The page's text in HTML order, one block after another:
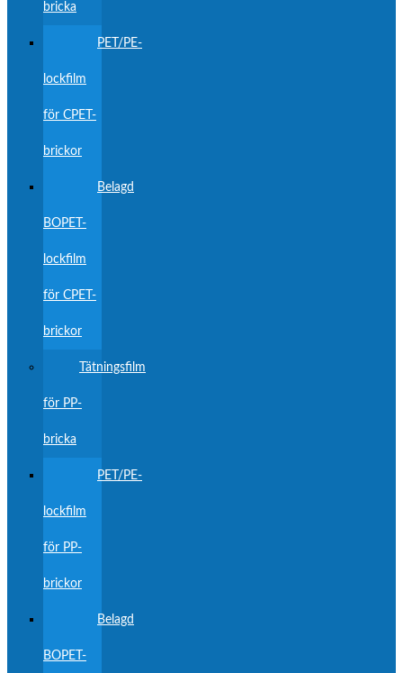
bricka
PET/PE-
lockfilm
för CPET-
brickor
Belagd
BOPET-
lockfilm
för CPET-
brickor
Tätningsfilm
för PP-
bricka
PET/PE-
lockfilm
för PP-
brickor
Belagd
BOPET-